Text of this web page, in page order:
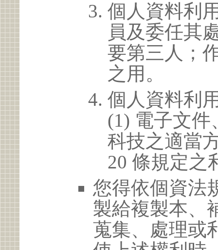
個人資料利
員及委任其
要第三人；
之用。
個人資料利
(1) 電子文
科技之適當
20 條規定之
您得依個資法
製給複製本、
蒐集、處理或